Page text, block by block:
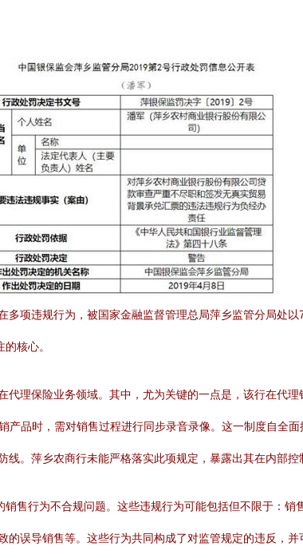
项违规行为，被国家金融监督管理总局萍乡监管分局处
核心。
理保险业务领域。其中，尤为关键的一点是，该行在代理
产品时，需对销售过程进行同步录音录像。这一制度自全
。萍乡农商行未能严格落实此项规定，暴露出其在内部控
售行为不合规问题。这些违规行为可能包括但不限于：
误导销售等。这些行为共同构成了对监管规定的违反，并